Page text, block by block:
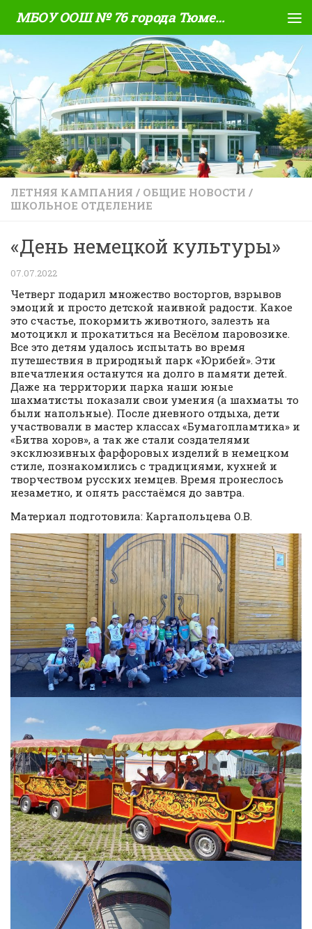
Skip to content МБОУ ООШ № 76 города Тюмени
ЛЕТНЯЯ КАМПАНИЯ / ОБЩИЕ НОВОСТИ /
ШКОЛЬНОЕ ОТДЕЛЕНИЕ
«День немецкой культуры»
07.07.2022
Четверг подарил множество восторгов, взрывов
эмоций и просто детской наивной радости. Какое
это счастье, покормить животного, залезть на
мотоцикл и прокатиться на Весёлом паровозике.
Все это детям удалось испытать во время
путешествия в природный парк «Юрибей». Эти
впечатления останутся на долго в памяти детей.
Даже на территории парка наши юные
шахматисты показали свои умения (а шахматы то
были напольные). После дневного отдыха, дети
участвовали в мастер классах «Бумагопламтика» и
«Битва хоров», а так же стали создателями
эксклюзивных фарфоровых изделий в немецком
стиле, познакомились с традициями, кухней и
творчеством русских немцев. Время пронеслось
незаметно, и опять расстаёмся до завтра.
Материал подготовила: Каргапольцева О.В.